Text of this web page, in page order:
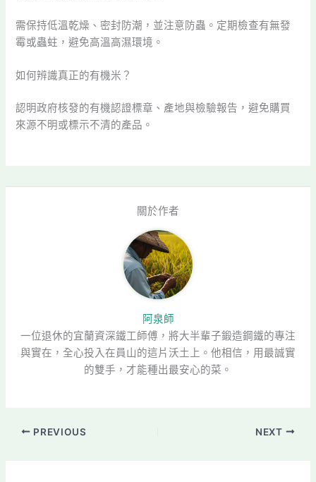
需保持低溫乾燥、密封防潮，並注意防蟲。定期檢查有無發
霉或蟲蛀，避免高溫高濕環境。
如何辨識真正的有機米？
認明政府核發的有機認證標章、產地與檢驗報告，避免購買
來源不明或標示不清的產品。
關於作者
阿泉師
一位退休的宜蘭資深鐵工師傅，將大半輩子鍛造鋼鐵的專注
與實在，全心投入在員山的這片沃土上。他相信，用最誠實
的雙手，才能種出最安心的菜。
PREVIOUS NEXT